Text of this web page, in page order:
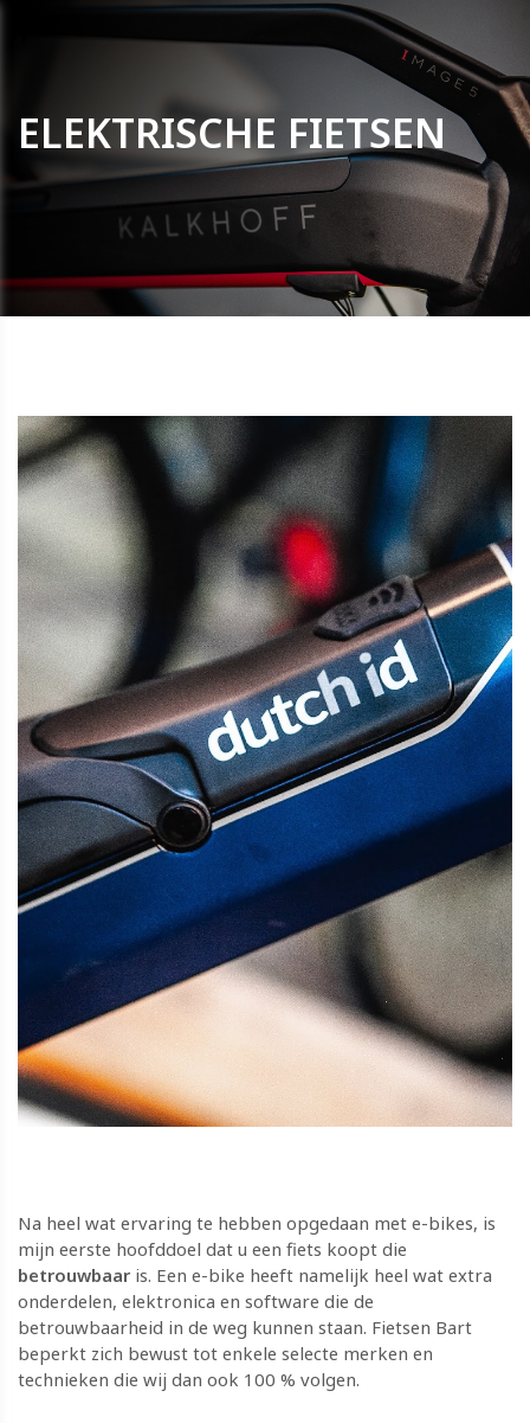
ELEKTRISCHE FIETSEN
Na heel wat ervaring te hebben opgedaan met e-bikes, is
mijn eerste hoofddoel dat u een fiets koopt die
betrouwbaar is. Een e-bike heeft namelijk heel wat extra
onderdelen, elektronica en software die de
betrouwbaarheid in de weg kunnen staan. Fietsen Bart
beperkt zich bewust tot enkele selecte merken en
technieken die wij dan ook 100 % volgen.​​​​​​​